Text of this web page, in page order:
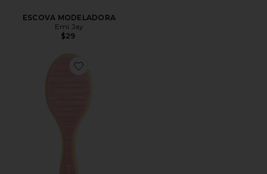
ESCOVA MODELADORA
Emi Jay
$29
Favorite Flat Brush